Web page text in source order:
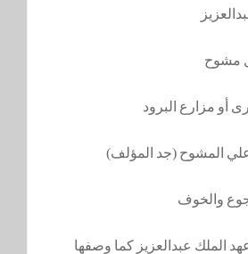
مشوح
أو مزارع البرود
المشوح (جد المؤلف)
والخوف
الملك عبدالعزيز كما وصفها